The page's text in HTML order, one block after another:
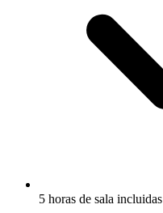
5 horas de sala incluidas